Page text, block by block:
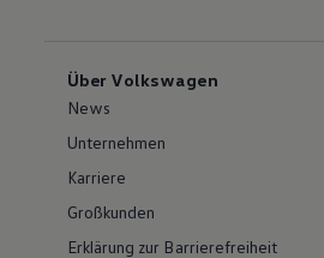
Über Volkswagen
News
Unternehmen
Karriere
Großkunden
Erklärung zur Barrierefreiheit